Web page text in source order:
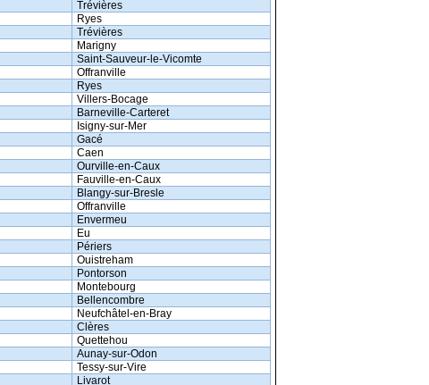
Trévières
Ryes
Trévières
Marigny
Saint-Sauveur-le-Vicomte
Offranville
Ryes
Villers-Bocage
Barneville-Carteret
Isigny-sur-Mer
Gacé
Caen
Ourville-en-Caux
Fauville-en-Caux
Blangy-sur-Bresle
Offranville
Envermeu
Eu
Périers
Ouistreham
Pontorson
Montebourg
Bellencombre
Neufchâtel-en-Bray
Clères
Quettehou
Aunay-sur-Odon
Tessy-sur-Vire
Livarot